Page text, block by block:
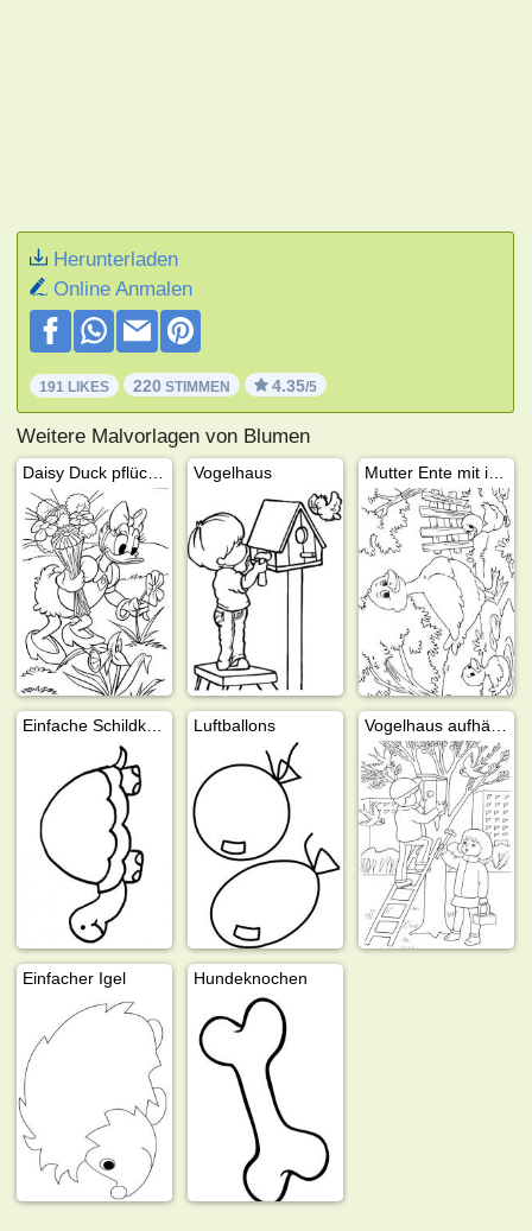
Herunterladen
Online Anmalen
191 LIKES 220 STIMMEN 4.35/5
Weitere Malvorlagen von Blumen
Vogelhaus
Luftballons
Einfacher Igel Hundeknochen